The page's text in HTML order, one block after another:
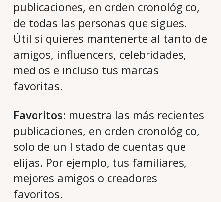
publicaciones, en orden cronológico,
de todas las personas que sigues.
Útil si quieres mantenerte al tanto de
amigos, influencers, celebridades,
medios e incluso tus marcas
favoritas.
Favoritos: muestra las más recientes
publicaciones, en orden cronológico,
solo de un listado de cuentas que
elijas. Por ejemplo, tus familiares,
mejores amigos o creadores
favoritos.